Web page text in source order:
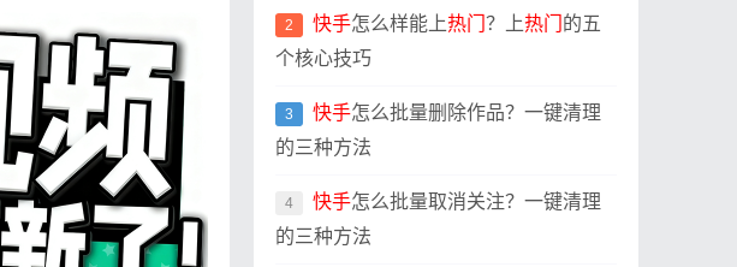
2 快手怎么样能上热门 ？上热门 的五
个核心技巧
3 快手怎么批量删除作品？一键清理
的三种方法
4 快手怎么批量取消关注？一键清理
的三种方法